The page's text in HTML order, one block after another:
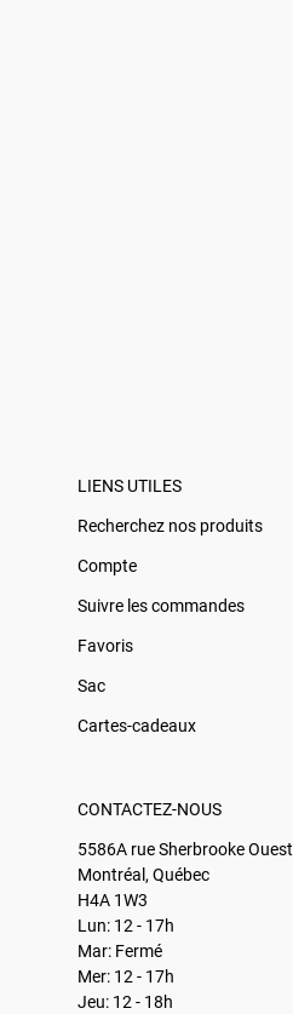
LIENS UTILES
Recherchez nos produits
Compte
Suivre les commandes
Favoris
Sac
Cartes-cadeaux
CONTACTEZ-NOUS
5586A rue Sherbrooke Ouest
Montréal, Québec
H4A 1W3
Lun: 12 - 17h
Mar: Fermé
Mer: 12 - 17h
Jeu: 12 - 18h